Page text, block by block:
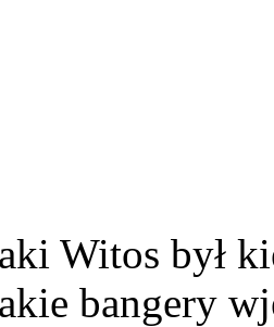
Witos był
bangery